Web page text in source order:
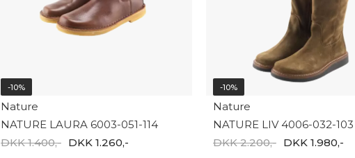
-10%
Nature
NATURE LAURA 6003-051-114
DKK 1.400,- DKK 1.260,-
-10%
Nature
NATURE LIV 4006-032-103
DKK 2.200,- DKK 1.980,-